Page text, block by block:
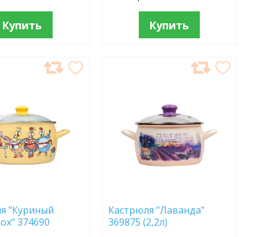
Купить Купить
"Куриный
374690
Кастрюля "Лаванда"
369875 (2,2л)